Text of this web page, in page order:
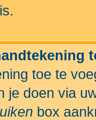
toe te
je doen via
box